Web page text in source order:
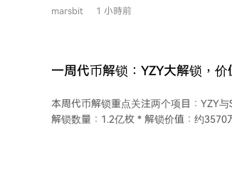
非底层网络协议。
场产生波长可调、高功率且相干性强的
速器产生EUV光，再分配到多个光刻设
本。 然而，FEL要真正替代现有EUV并投入半导体量产，还面临巨大挑战。当前EUV
运行可靠性、成本控制以及与现有光刻
FEL的真正潜力可能在于为未来更短波长
marsbit 1 小時前
一周代币解锁：YZY大解锁，
本周代币解锁重点关注两个项目：YZY与Starknet。 **YZY代币迎
解锁数量：1.2亿枚 * 解锁价值：约3570万美元 * 项目背景：由Kanye West发行的